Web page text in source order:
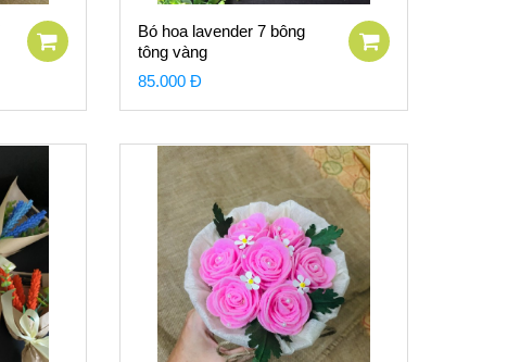
Bó hoa lavender 7 bông
tông vàng
85.000 Đ